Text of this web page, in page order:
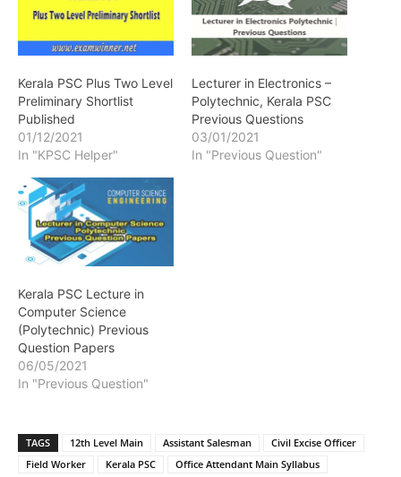
Kerala PSC Plus Two Level
Preliminary Shortlist
Published
01/12/2021
In "KPSC Helper"
Lecturer in Electronics –
Polytechnic, Kerala PSC
Previous Questions
03/01/2021
In "Previous Question"
Kerala PSC Lecture in
Computer Science
(Polytechnic) Previous
Question Papers
06/05/2021
In "Previous Question"
TAGS 12th Level Main Assistant Salesman
Civil Excise Officer
Field Worker
Kerala PSC
Office Attendant Main Syllabus